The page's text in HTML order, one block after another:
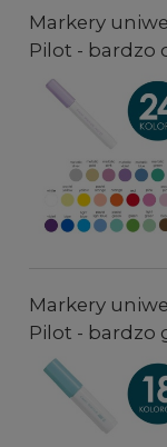
Markery
Pilot - bardzo
Markery
Pilot - bardzo